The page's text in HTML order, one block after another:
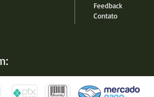
Feedback
Contato